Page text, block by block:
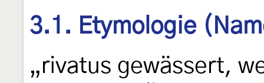
3.1. Etymologie
„rivatus gewässert,